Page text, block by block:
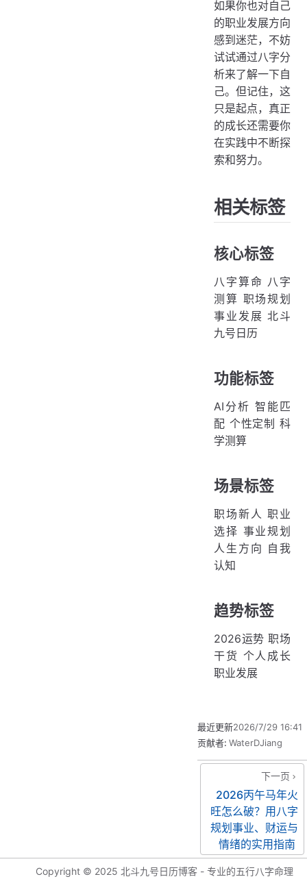
如果你也对自己
的职业发展方向
感到迷茫，不妨
试试通过八字分
析来了解一下自
己。但记住，这
只是起点，真正
的成长还需要你
在实践中不断探
索和努力。
相关标签
核心标签
八字算命 八字
测算 职场规划
事业发展 北斗
九号日历
功能标签
AI分析 智能匹
配 个性定制 科
学测算
场景标签
职场新人 职业
选择 事业规划
人生方向 自我
认知
趋势标签
2026运势 职场
干货 个人成长
职业发展
最近更新2026/7/29 16:41
贡献者: WaterDJiang
下一页
2026丙午马年火
旺怎么破？用八字
规划事业、财运与
情绪的实用指南
Copyright © 2025 北斗九号日历博客 - 专业的五行八字命理